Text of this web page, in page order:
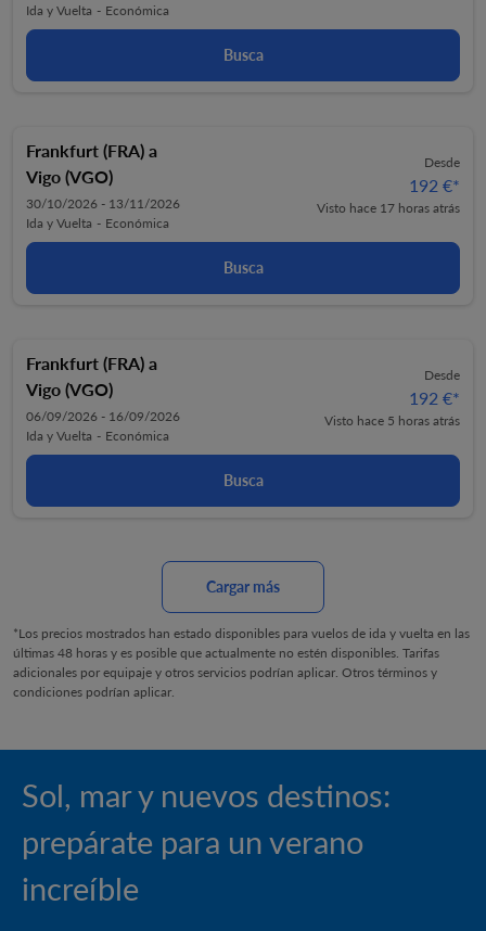
Ida y Vuelta - Económica
Busca
Frankfurt (FRA) a
Vigo (VGO)
30/10/2026 - 13/11/2026
Ida y Vuelta - Económica
Desde
192 €*
Visto hace 17 horas atrás
Busca
Frankfurt (FRA) a
Vigo (VGO)
06/09/2026 - 16/09/2026
Ida y Vuelta - Económica
Desde
192 €*
Visto hace 5 horas atrás
Busca
Cargar más
*Los precios mostrados han estado disponibles para vuelos de ida y vuelta en las
últimas 48 horas y es posible que actualmente no estén disponibles. Tarifas
adicionales por equipaje y otros servicios podrían aplicar. Otros términos y
condiciones podrían aplicar.
Sol, mar y nuevos destinos:
prepárate para un verano
increíble